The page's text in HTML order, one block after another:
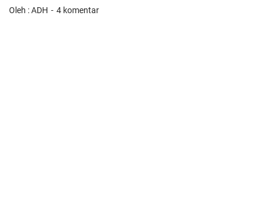
Oleh : ADH 4 komentar